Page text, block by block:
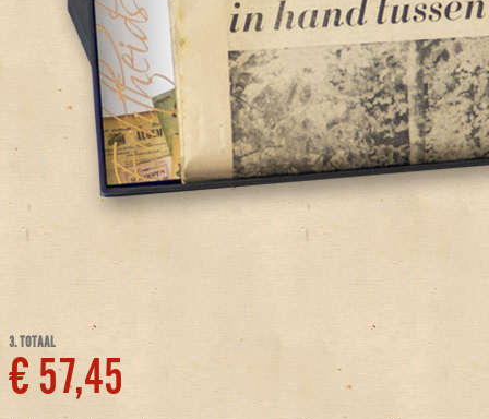
3. TOTAAL
€ 57,45